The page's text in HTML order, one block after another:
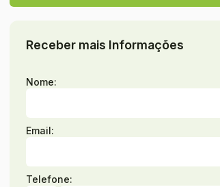
Receber mais Informações
Nome:
Email:
Telefone: